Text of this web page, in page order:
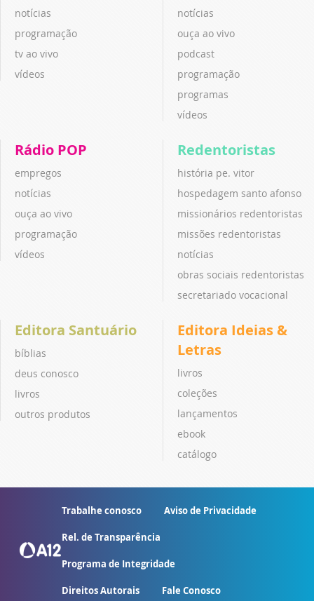
notícias
programação
tv ao vivo
vídeos
notícias
ouça ao vivo
podcast
programação
programas
vídeos
Rádio POP
empregos
notícias
ouça ao vivo
programação
vídeos
Redentoristas
história pe. vitor
hospedagem santo afonso
missionários redentoristas
missões redentoristas
notícias
obras sociais redentoristas
secretariado vocacional
Editora Santuário
bíblias
deus conosco
livros
outros produtos
Editora Ideias &
Letras
livros
coleções
lançamentos
ebook
catálogo
Trabalhe conosco Aviso de Privacidade
Rel. de Transparência
Programa de Integridade
Direitos Autorais Fale Conosco